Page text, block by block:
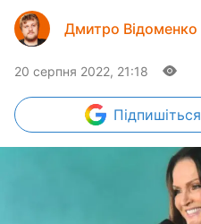
Дмитро Відоменко
20 серпня 2022, 21:18
Підпишіться